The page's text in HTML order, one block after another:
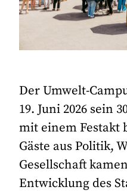
Der Umwelt-
19. Juni 2026 sein
mit einem Festakt
Gäste aus Politik,
Gesellschaft
Entwicklung des